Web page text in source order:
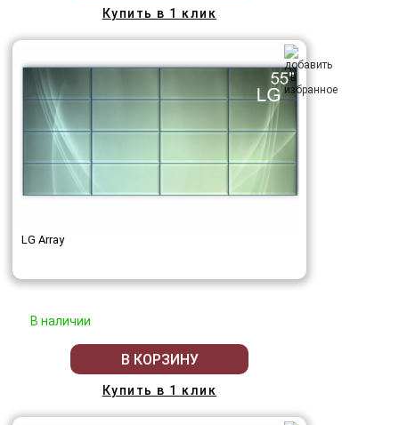
Купить в 1 клик
LG Array
В наличии
В КОРЗИНУ
Купить в 1 клик